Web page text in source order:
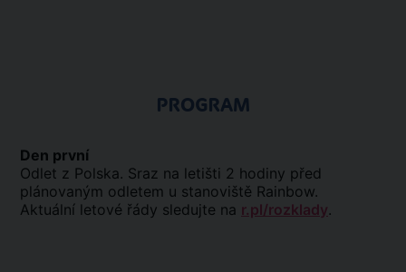
PROGRAM
Den první
Odlet z Polska. Sraz na letišti 2 hodiny před
plánovaným odletem u stanoviště Rainbow.
Aktuální letové řády sledujte na r.pl/rozklady.